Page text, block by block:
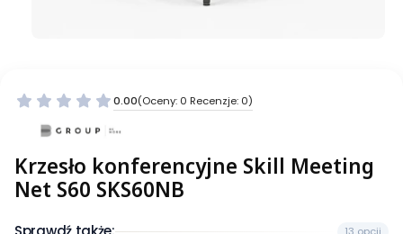
0.00(Oceny: 0 Recenzje: 0)
Krzesło konferencyjne Skill Meeting
Net S60 SKS60NB
13 opcji